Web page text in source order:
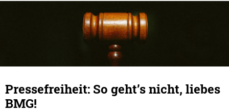
Pressefreiheit: So geht’s nicht, liebes
BMG!